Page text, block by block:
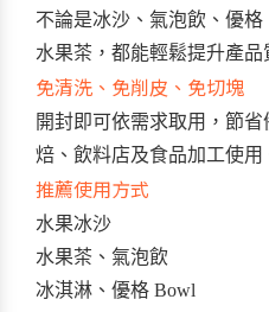
不論是冰沙、氣泡飲、優
水果茶，都能輕鬆提升產品
免清洗、免削皮、免切塊
開封即可依需求取用，節
焙、飲料店及食品加工使用
推薦使用方式
水果冰沙
水果茶、氣泡飲
冰淇淋、優格 Bowl